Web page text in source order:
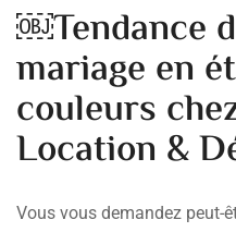
￼Tendance
mariage en
couleurs
Location &
Vous vous demandez peut-